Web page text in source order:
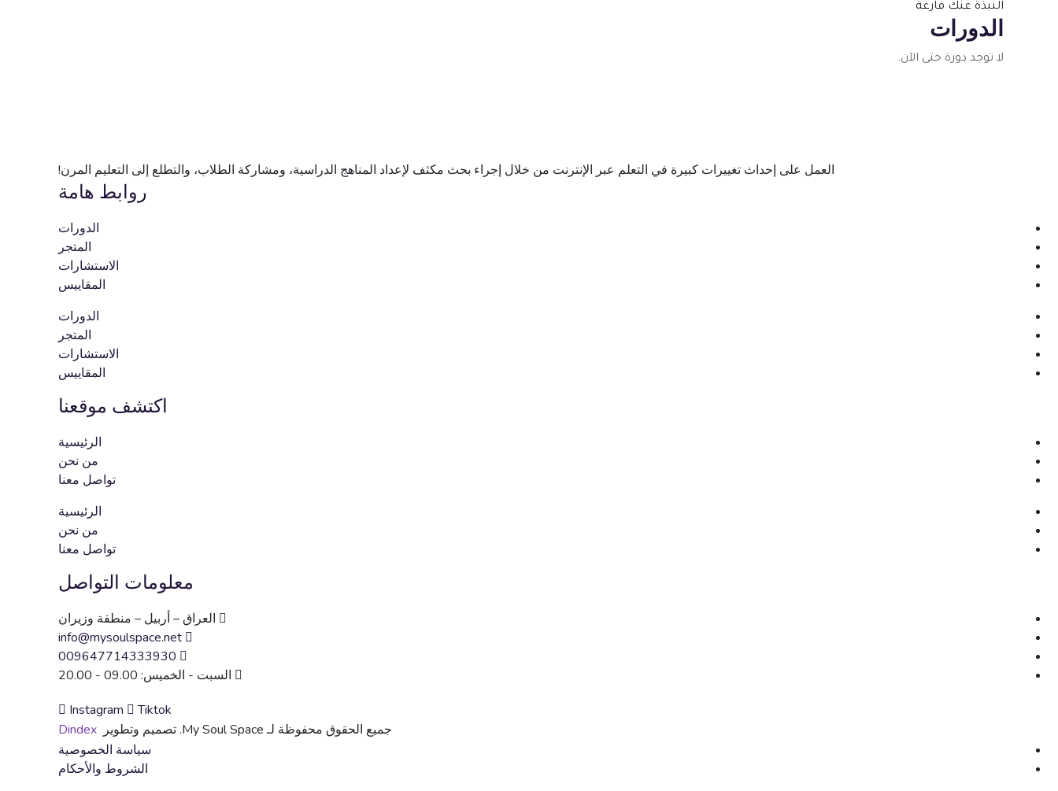
النبذة عنك فارغة
الدورات
لا توجد دورة حتى الآن.
العمل على إحداث تغييرات كبيرة في التعلم عبر الإنترنت من خلال إجراء بحث مكثف لإعداد المناهج الدراسية، ومشاركة الطلاب، والتطلع إلى التعليم المرن!
روابط هامة
الدورات
المتجر
الاستشارات
المقاييس
الدورات
المتجر
الاستشارات
المقاييس
اكتشف موقعنا
الرئيسية
من نحن
تواصل معنا
الرئيسية
من نحن
تواصل معنا
معلومات التواصل
العراق – أربيل – منطقة وزيران
info@mysoulspace.net
009647714333930
السبت - الخميس: 09.00 - 20.00
Instagram
Tiktok
جميع الحقوق محفوظة لـ My Soul Space. تصميم وتطوير
Dindex
سياسة الخصوصية
الشروط والأحكام